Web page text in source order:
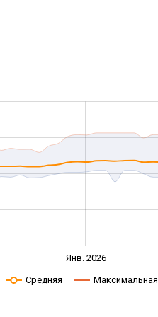
Янв. 2026
Средняя Максимальная